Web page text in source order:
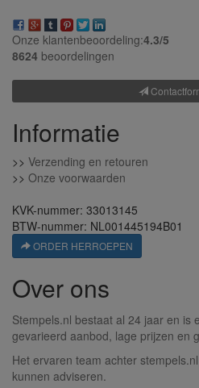
Onze klantenbeoordeling:4.3/5
8624 beoordelingen
Informatie
>> Verzending en retouren
>> Onze voorwaarden
KVK-nummer: 33013145
BTW-nummer: NL001445194B01
ORDER HERROEPEN
Over ons
Stempels.nl bestaat al 24 jaar en is
gevarieerd aanbod, lage prijzen en
Het ervaren team achter
kunnen adviseren.